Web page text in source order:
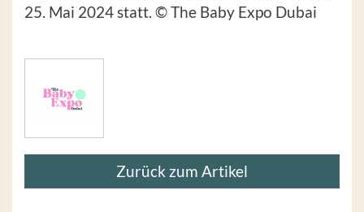
25. Mai 2024 statt. © The Baby Expo Dubai
Zurück zum Artikel